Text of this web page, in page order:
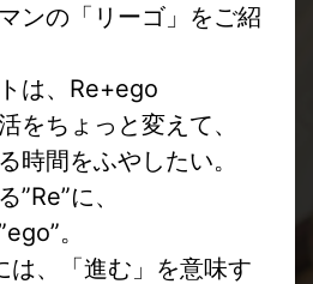
ンの「リーゴ」をご紹
は、Re+ego
をちょっと変えて、
時間をふやしたい。
”Re”に、
。
は、「進む」を意味す